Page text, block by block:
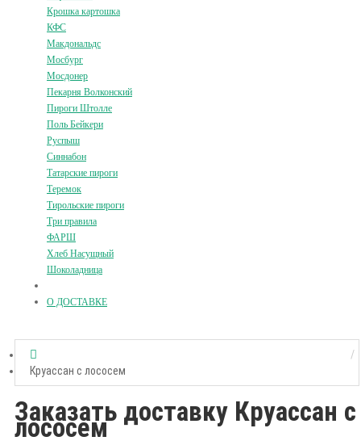
Крошка картошка
КФС
Макдональдс
Мосбург
Мосдонер
Пекарня Волконский
Пироги Штолле
Поль Бейкери
Руспыш
Синнабон
Татарские пироги
Теремок
Тирольские пироги
Три правила
ФАРШ
Хлеб Насущный
Шоколадница
О ДОСТАВКЕ
Круассан с лососем
Заказать доставку Круассан с
лососем